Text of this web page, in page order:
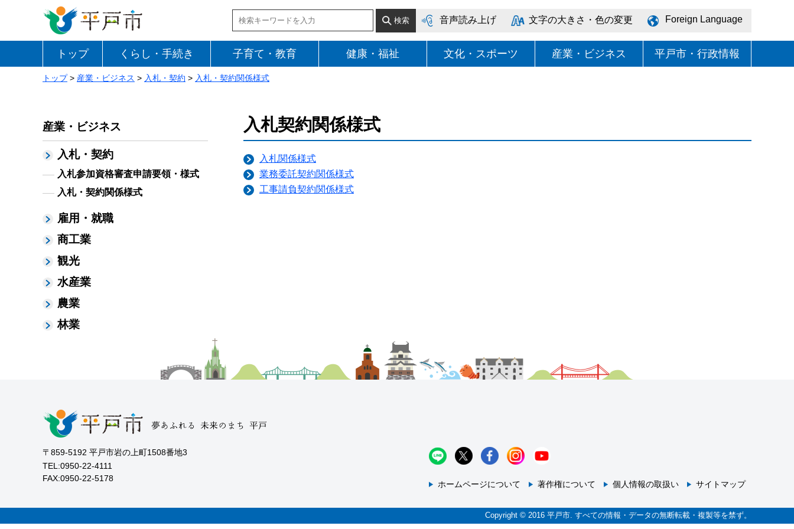
音声読み上げ 文字の大きさ・色の変更 Foreign Language
トップ くらし・手続き 子育て・教育 健康・福祉 文化・スポーツ 産業・ビジネス 平戸市・行政情報
トップ> 産業・ビジネス > 入札・契約 > 入札・契約関係様式
産業・ビジネス
入札・契約
入札参加資格審査申請要領・様式
入札・契約関係様式
雇用・就職
商工業
観光
水産業
農業
林業
入札契約関係様式
入札関係様式
業務委託契約関係様式
工事請負契約関係様式
〒859-5192 平戸市岩の上町1508番地3
TEL:0950-22-4111
FAX:0950-22-5178
ホームページについて 著作権について 個人情報の取扱い サイトマップ
Copyright © 2016 平戸市. すべての情報・データの無断転載・複製等を禁ず。